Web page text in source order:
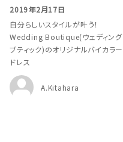
2019年2月17日
自分らしいスタイルが叶う！
Wedding Boutique(ウェディング
ブティック)のオリジナルバイカラー
ドレス
A.Kitahara